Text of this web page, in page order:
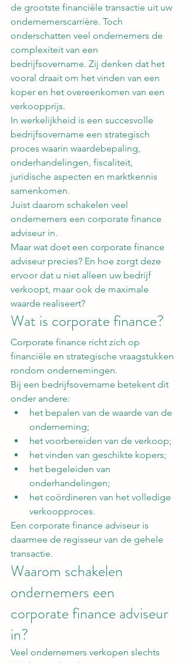
de grootste financiële transactie uit uw
ondernemerscarrière. Toch
onderschatten veel ondernemers de
complexiteit van een
bedrijfsovername. Zij denken dat het
vooral draait om het vinden van een
koper en het overeenkomen van een
verkoopprijs.
In werkelijkheid is een succesvolle
bedrijfsovername een strategisch
proces waarin waardebepaling,
onderhandelingen, fiscaliteit,
juridische aspecten en marktkennis
samenkomen.
Juist daarom schakelen veel
ondernemers een corporate finance
adviseur in.
Maar wat doet een corporate finance
adviseur precies? En hoe zorgt deze
ervoor dat u niet alleen uw bedrijf
verkoopt, maar ook de maximale
waarde realiseert?
Wat is corporate finance?
Corporate finance richt zich op
financiële en strategische vraagstukken
rondom ondernemingen.
Bij een bedrijfsovername betekent dit
onder andere:
het bepalen van de waarde van de
onderneming;
het voorbereiden van de verkoop;
het vinden van geschikte kopers;
het begeleiden van
onderhandelingen;
het coördineren van het volledige
verkoopproces.
Een corporate finance adviseur is
daarmee de regisseur van de gehele
transactie.
Waarom schakelen
ondernemers een
corporate finance adviseur
in?
Veel ondernemers verkopen slechts